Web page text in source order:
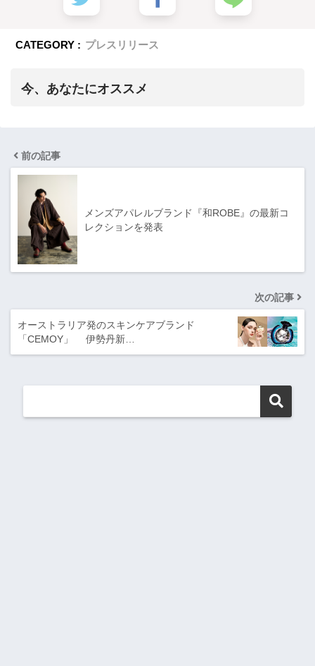
CATEGORY : プレスリリース
今、あなたにオススメ
前の記事
メンズアパレルブランド『和ROBE』の最新コ
レクションを発表
次の記事
オーストラリア発のスキンケアブランド
「CEMOY」 伊勢丹新…